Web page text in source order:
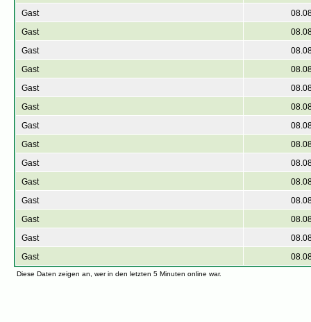
Gast
Gast
Gast
Gast
Gast
Gast
Gast
Gast
Gast
Gast
Gast
Gast
Gast
Gast
Diese Daten zeigen an, wer in den letzten 5 Minuten online war.